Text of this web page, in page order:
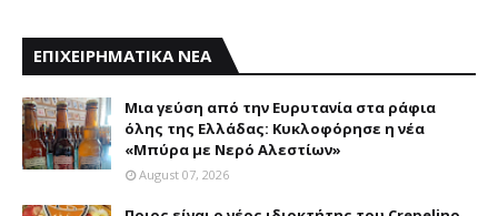
ΕΠΙΧΕΙΡΗΜΑΤΙΚΑ ΝΕΑ
Mια γεύση από την Eυρυτανία στα ράφια
όλης της Ελλάδας: Κυκλοφόρησε η νέα
«Μπύρα με Nερό Aλεστίων»
August 07, 2026